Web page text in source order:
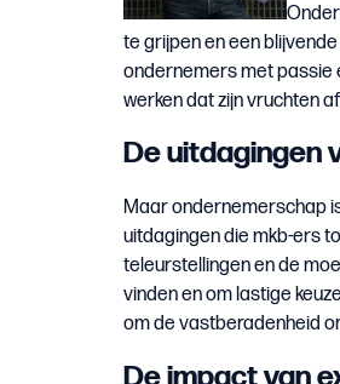
te grijpen en een
ondernemers met passie
werken dat zijn vruchten
De uitdagingen
Maar ondernemerschap
uitdagingen die mkb-ers
teleurstellingen en de
vinden en om lastige
om de vastberadenheid